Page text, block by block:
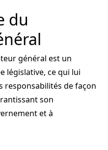
du
général est un
législative, ce qui lui
responsabilités de façon
son
et à